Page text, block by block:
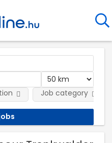
Job category